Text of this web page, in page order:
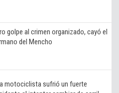
golpe al crimen organizado, cayó el
del Mencho
motociclista sufrió un fuerte